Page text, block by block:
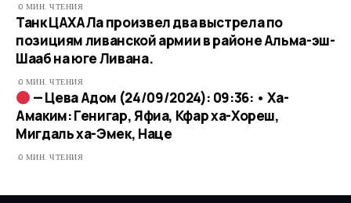
0 МИН. ЧТЕНИЯ
Танк ЦАХАЛа произвел два выстрела по
позициям ливанской армии в районе Альма-эш-
Шааб на юге Ливана.
0 МИН. ЧТЕНИЯ
— Цева Адом (24/09/2024): 09:36: • Ха-
Амаким: Генигар, Яфиа, Кфар ха-Хореш,
Мигдаль ха-Эмек, Наце
0 МИН. ЧТЕНИЯ